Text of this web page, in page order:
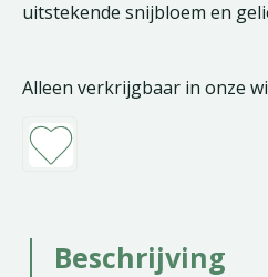
uitstekende snijbloem en
Alleen verkrijgbaar in onze
Beschrijving